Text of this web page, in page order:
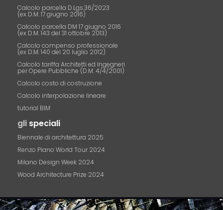
Calcolo parcella D.Lgs.36/2023
(ex D.M. 17 giugno 2016)
Calcolo parcella DM 17 giugno 2016
(ex D.M. 143 del 31 ottobre 2013)
Calcolo compenso professionale
(ex D.M. 140 del 20 luglio 2012)
Calcolo tariffa Architetti ed Ingegneri
per Opere Pubbliche (D.M. 4/4/2001)
Calcolo costo di costruzione
Calcolo interpolazione lineare
tutorial BIM
gli speciali
Biennale di architettura 2025
Renzo Piano World Tour 2024
Milano Design Week 2024
Wood Architecture Prize 2024